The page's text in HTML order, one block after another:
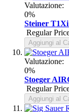
Valutazione:
0%
Steiner
Regular
Aggiungi al
Valutazione:
0%
Stoeger
Regular
Aggiungi al